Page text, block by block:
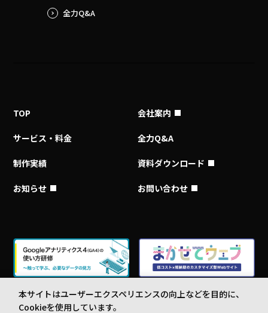
本サイトはユーザーエクスペリエンスの向上などを目的に、
Cookieを使用しています。
全力Q&A
TOP
サービス・料金
制作実績
お知らせ
会社案内
全力Q&A
資料ダウンロード
お問い合わせ